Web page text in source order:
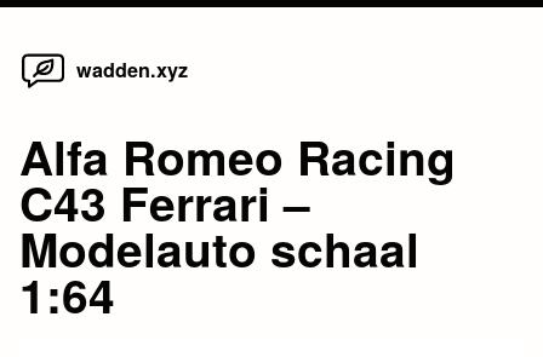
Skip
wadden.xyz
Alfa Romeo Racing
C43 Ferrari –
Modelauto schaal
1:64